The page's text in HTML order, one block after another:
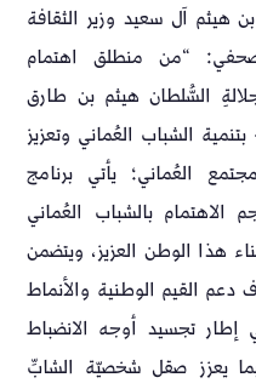
آل سعيد وزير الثقافة
“من منطلق اهتمام
السُّلطان هيثم بن طارق
الشباب العُماني وتعزيز
العُماني؛ يأتي برنامج
بالشباب العُماني
هذا الوطن العزيز، ويتضمن
القيم الوطنية والأنماط
إطار تجسيد أوجه الانضباط
بما يعزز صقل شخصيّة الشابِّ